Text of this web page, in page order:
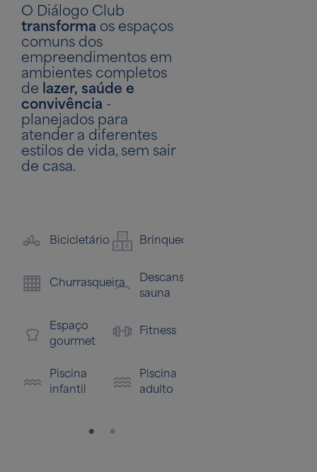
O Diálogo Club
transforma os espaços
comuns dos
empreendimentos em
ambientes completos
de lazer, saúde e
convivência -
planejados para
atender a diferentes
estilos de vida, sem sair
de casa.
Bicicletário Brinquedoteca
Churrasqueira
Descanso
sauna
Espaço
gourmet
Fitness
Piscina
infantil
Piscina
adulto